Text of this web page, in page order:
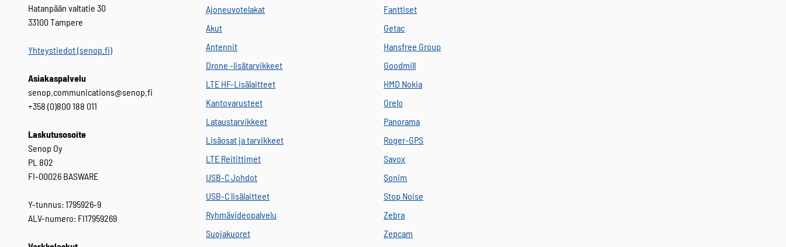
Hatanpään valtatie 30
33100 Tampere
Yhteystiedot (senop.fi)
Asiakaspalvelu
senop.communications@senop.fi
+358 (0)800 188 011
Laskutusosoite
Senop Oy
PL 802
FI-00026 BASWARE
Y-tunnus: 1795926-9
ALV-numero: FI17959269
Ajoneuvotelakat
Akut
Antennit
Drone -lisätarvikkeet
LTE HF-Lisälaitteet
Kantovarusteet
Lataustarvikkeet
Lisäosat ja tarvikkeet
LTE Reitittimet
USB-C Johdot
USB-C lisälaitteet
Ryhmävideopalvelu
Suojakuoret
Fanttiset
Getac
Hansfree Group
Goodmill
HMD Nokia
Orelo
Panorama
Roger-GPS
Savox
Sonim
Stop Noise
Zebra
Zepcam